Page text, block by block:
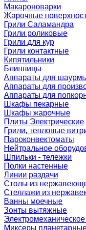
Макароноварки
Жарочные
Грили Саламандра
Грили роликовые
Грили для кур
Грили контактные
Кипятильники
Блинницы
Аппараты для
Аппараты для
Аппараты для
Шкафы пекарные
Шкафы жарочные
Плиты Электрические
Грили, тепловые
Пароконвектоматы
Нейтральное
Шпильки - тележки
Полки настенные
Линии раздачи
Столы из
Стеллажи из
Ванны моечные
Зонты вытяжные
Миксеры